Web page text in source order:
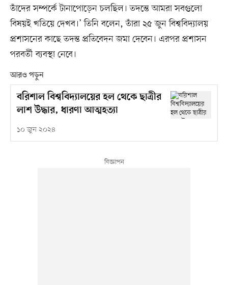
তাঁদের সম্পর্কে টানাপোড়েন চলছিল। তদন্তে আমরা সবগুলো
বিষয়ই খতিয়ে দেখব।’ তিনি বলেন, তাঁরা ২৫ জুন বিশ্ববিদ্যালয়
প্রশাসনের কাছে তদন্ত প্রতিবেদন জমা দেবেন। এরপর প্রশাসন
পরবর্তী ব্যবস্থা নেবে।
আরও পড়ুন
বরিশাল বিশ্ববিদ্যালয়ের হল থেকে ছাত্রীর
লাশ উদ্ধার, ধারণা আত্মহত্যা
১০ জুন ২০২৪